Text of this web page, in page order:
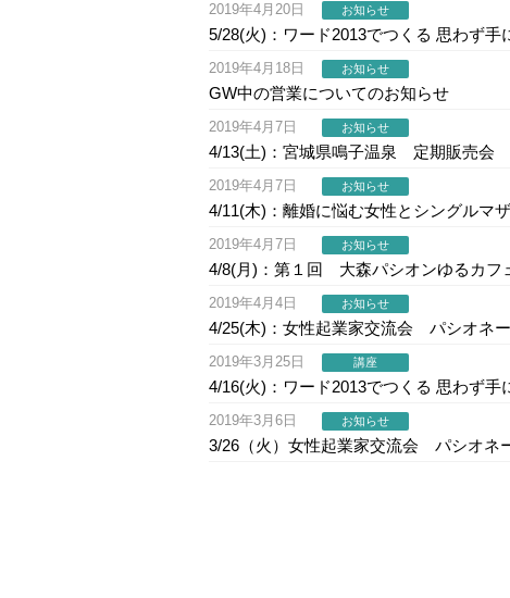
2019年4月20日 お知らせ
5/28(火)：ワード2013でつくる 思わず手
2019年4月18日 お知らせ
GW中の営業についてのお知らせ
2019年4月7日 お知らせ
4/13(土)：宮城県鳴子温泉 定期販売会
2019年4月7日 お知らせ
4/11(木)：離婚に悩む女性とシングルマ
2019年4月7日 お知らせ
4/8(月)：第１回 大森パシオンゆるカフ
2019年4月4日 お知らせ
4/25(木)：女性起業家交流会 パシオネー
2019年3月25日 講座
4/16(火)：ワード2013でつくる 思わず手
2019年3月6日 お知らせ
3/26（火）女性起業家交流会 パシオネ